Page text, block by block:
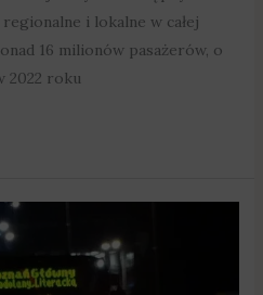
i lokalne w całej
16 milionów pasażerów, o
2022 roku